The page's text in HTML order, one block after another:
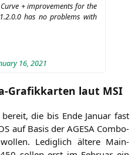
+ impro­ve­ments for the
has no pro­blems with
16, 2021
Grafikkarten laut MSI
bereit, die bis Ende Janu­ar fast
auf Basis der AGESA Com­bo-
Ledig­lich älte­re Main­